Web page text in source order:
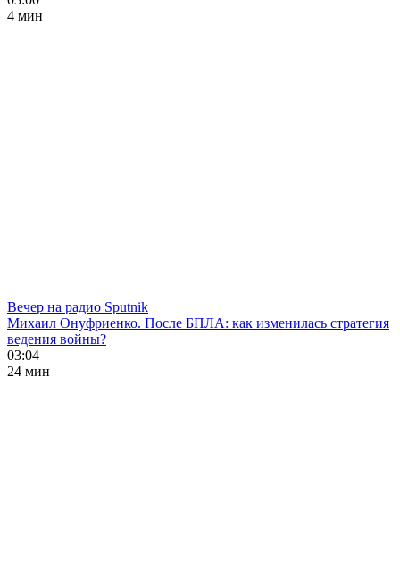
4 мин
Вечер на радио Sputnik
Михаил Онуфриенко. После БПЛА: как изменилась стратегия
ведения войны?
03:04
24 мин